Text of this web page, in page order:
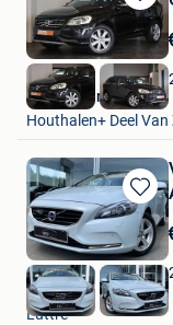
Bewaren
Mijn
Kubika Cars
Houthalen+ Deel
Bewaren
in
Mijn
OXO Cars
Luttre